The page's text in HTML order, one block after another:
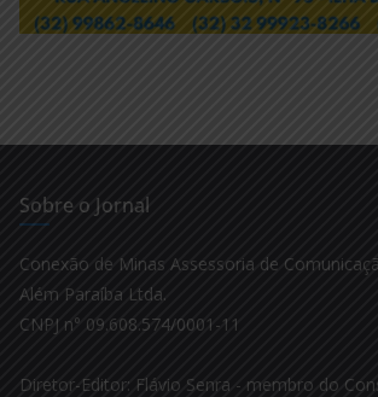
Sobre o Jornal
Conexão de Minas Assessoria de
Além Paraíba Ltda.
CNPJ n° 09.608.574/0001-11
Diretor-Editor: Flávio Senra - membro do